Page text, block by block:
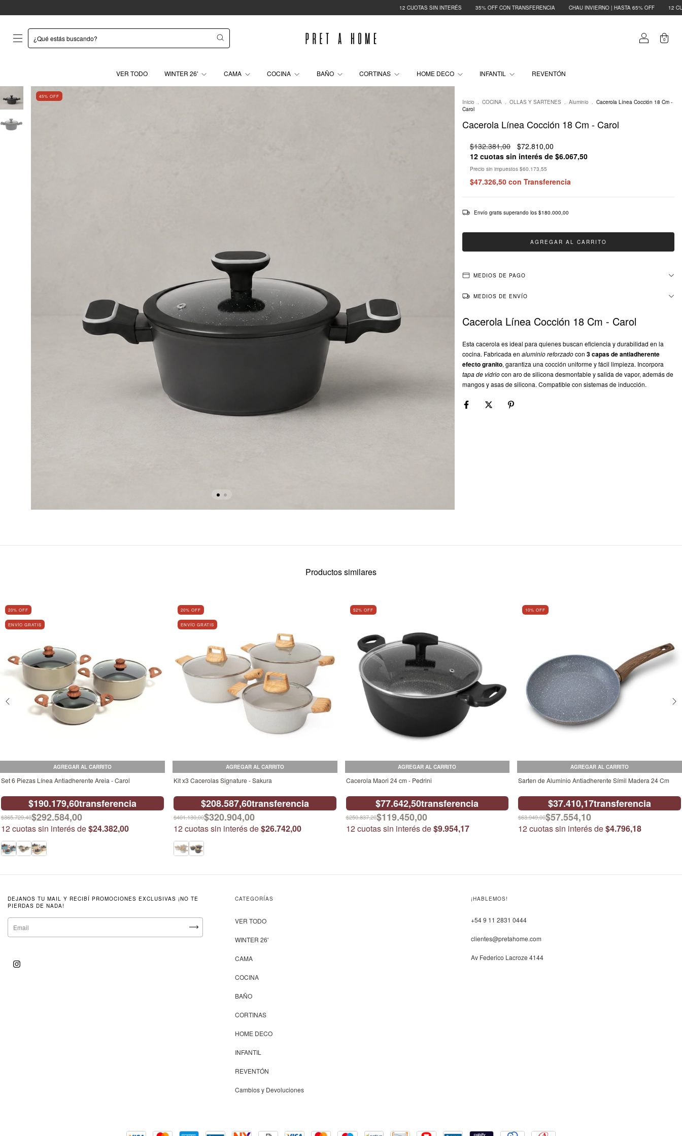
12 CUOTAS SIN INTERÉS 35% OFF CON TRANSFERENCIA CHAU INVIERNO | HASTA 65% OFF 12 CUOTAS SIN
0
VER TODO WINTER 26' CAMA COCINA BAÑO CORTINAS HOME DECO INFANTIL REVENTÓN
45% OFF
Inicio . COCINA . OLLAS Y SARTENES . Aluminio . Cacerola Línea Cocción 18 Cm -
Carol
Cacerola Línea Cocción 18 Cm - Carol
$132.381,00
$72.810,00
12 cuotas sin interés de $6.067,50
Precio sin impuestos $60.173,55
$47.326,50 con Transferencia
Envío gratis superando los $180.000,00
MEDIOS DE PAGO
MEDIOS DE ENVÍO
Cacerola Línea Cocción 18 Cm - Carol
Esta cacerola es ideal para quienes buscan eficiencia y durabilidad en la
cocina. Fabricada en aluminio reforzadocon 3 capas de antiadherente
efecto granito, garantiza una cocción uniforme y fácil limpieza. Incorpora
tapa de vidriocon aro de silicona desmontable y salida de vapor, además de
mangos y asas de silicona. Compatible con sistemas de inducción.
Productos similares
20% OFF
ENVÍO GRATIS
AGREGAR AL CARRITO
Set 6 Piezas Línea Antiadherente Areia - Carol
$190.179,60transferencia
$365.729,40$292.584,00
12cuotas sin interés de$24.382,00
20% OFF
ENVÍO GRATIS
AGREGAR AL CARRITO
Kit x3 Cacerolas Signature - Sakura
$208.587,60transferencia
$401.130,00$320.904,00
12cuotas sin interés de$26.742,00
52% OFF
Cacerola Maori 24 cm - Pedrini
$77.642,50transferencia
$250.837,20$119.450,00
12cuotas sin interés de$9.954,17
10% OFF
Sarten de Aluminio Antiadherente Símil Madera 24 Cm
$37.410,17transferencia
$63.949,00$57.554,10
12cuotas sin interés de$4.796,18
DEJANOS TU MAIL Y RECIBÍ PROMOCIONES EXCLUSIVAS ¡NO TE
PIERDAS DE NADA!
CATEGORÍAS
VER TODO
WINTER 26'
CAMA
COCINA
BAÑO
CORTINAS
HOME DECO
INFANTIL
REVENTÓN
Cambios y Devoluciones
¡HABLEMOS!
+54 9 11 2831 0444
clientes@pretahome.com
Av Federico Lacroze 4144